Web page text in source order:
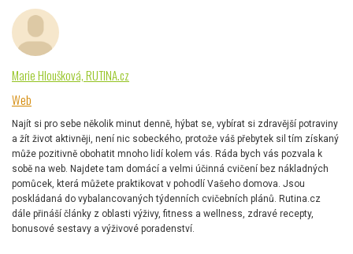
Marie Hloušková, RUTINA.cz
Web
Najít si pro sebe několik minut denně, hýbat se, vybírat si zdravější potraviny
a žít život aktivněji, není nic sobeckého, protože váš přebytek sil tím získaný
může pozitivně obohatit mnoho lidí kolem vás. Ráda bych vás pozvala k
sobě na web. Najdete tam domácí a velmi účinná cvičení bez nákladných
pomůcek, která můžete praktikovat v pohodlí Vašeho domova. Jsou
poskládaná do vybalancovaných týdenních cvičebních plánů. Rutina.cz
dále přináší články z oblasti výživy, fitness a wellness, zdravé recepty,
bonusové sestavy a výživové poradenství.